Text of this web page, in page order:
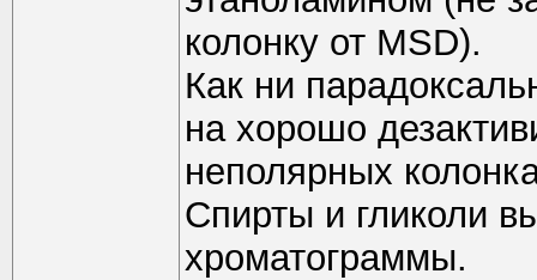
колонку от MSD).
Как ни
на хорошо
неполярных
Спирты и гликоли
хроматограммы.